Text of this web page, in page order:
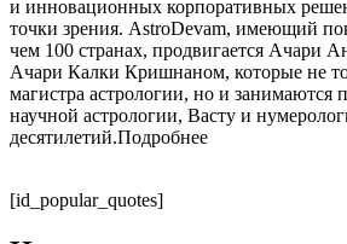
и инновационных корпоративных
точки зрения. AstroDevam, имеющий
чем 100 странах, продвигается Ачари
Ачари Калки Кришнаном, которые не
магистра астрологии, но и занимаются
научной астрологии, Васту и
десятилетий.Подробнее
[id_popular_quotes]